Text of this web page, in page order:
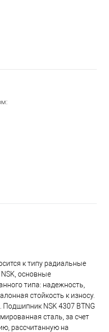
к типу радиальные
основные
типа: надежность,
стойкость к износу.
NSK 4307 BTNG
сталь, за счет
рассчитанную на